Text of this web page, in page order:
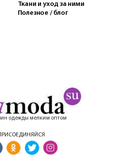
Ткани и уход за ними
Полезное / блог
одежды мелким оптом